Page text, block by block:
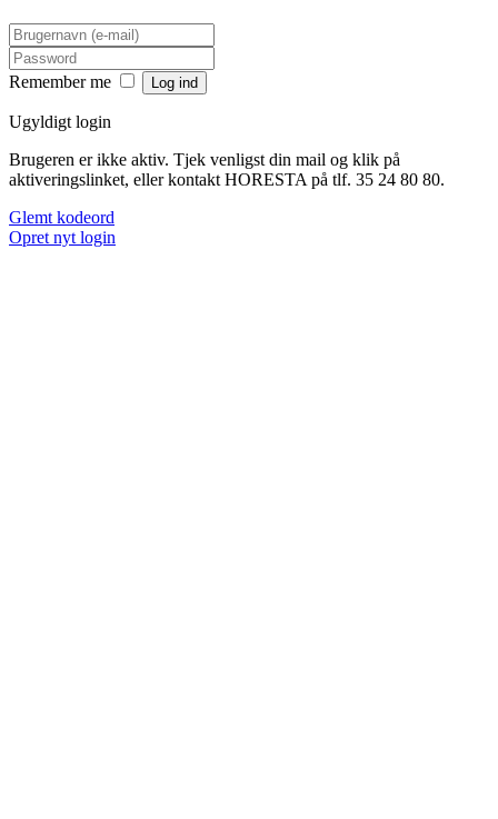
Remember me
Ugyldigt login
Brugeren er ikke aktiv. Tjek venligst din mail og klik på
aktiveringslinket, eller kontakt HORESTA på tlf. 35 24 80 80.
Glemt kodeord
Opret nyt login